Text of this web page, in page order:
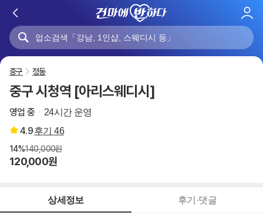
로
중구 정동
중구 시청역 [아리스웨디시]
영업 중 24시간 운영
4.9후기46
14%140,000원
120,000원
상세정보 후기·댓글